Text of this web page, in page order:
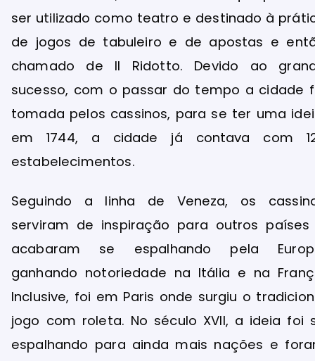
ser utilizado como teatro e destinado à
de jogos de tabuleiro e de apostas e
chamado de II Ridotto. Devido ao
sucesso, com o passar do tempo a cidade
tomada pelos cassinos, para se ter uma
em 1744, a cidade já contava com
estabelecimentos.
Seguindo a linha de Veneza, os
serviram de inspiração para outros
acabaram se espalhando pela
ganhando notoriedade na Itália e na
Inclusive, foi em Paris onde surgiu o
jogo com roleta. No século XVII, a ideia foi
espalhando para ainda mais nações e